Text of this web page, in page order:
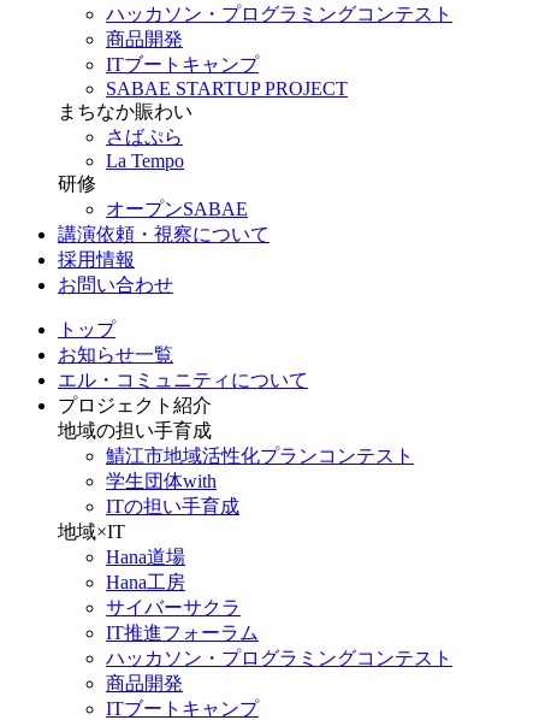
ハッカソン・プログラミングコンテスト
商品開発
ITブートキャンプ
SABAE STARTUP PROJECT
まちなか賑わい
さばぷら
La Tempo
研修
オープンSABAE
講演依頼・視察について
採用情報
お問い合わせ
トップ
お知らせ一覧
エル・コミュニティについて
プロジェクト紹介
地域の担い手育成
鯖江市地域活性化プランコンテスト
学生団体with
ITの担い手育成
地域×IT
Hana道場
Hana工房
サイバーサクラ
IT推進フォーラム
ハッカソン・プログラミングコンテスト
商品開発
ITブートキャンプ